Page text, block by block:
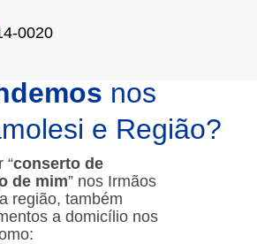
0020
nos
e Região?
“conserto de
de mim” nos Irmãos
região, também
a domicílio nos